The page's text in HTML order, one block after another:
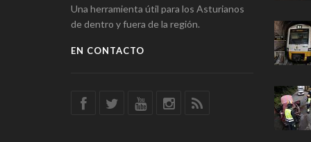
Una herramienta útil para los Asturianos
de dentro y fuera de la región.
EN CONTACTO